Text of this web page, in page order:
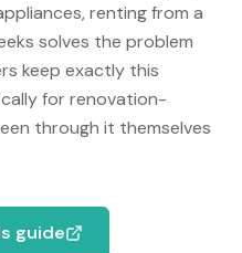
renting from a
solves the problem
keep exactly this
for renovation-
through it themselves
guide